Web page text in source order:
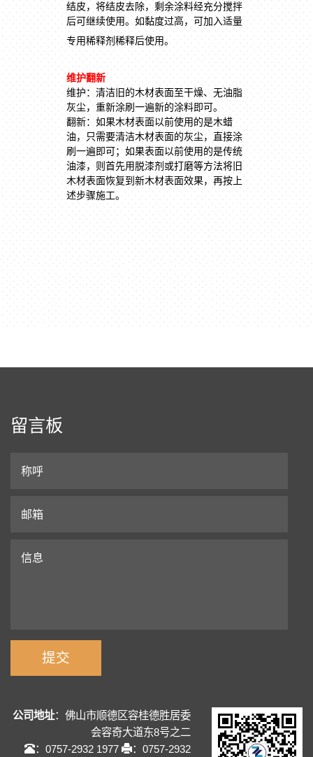
结皮，将结皮去除，剩余涂料经充分搅拌
后可继续使用。如黏度过高，可加入适量
专用稀释剂稀释后使用。
维护翻新
维护：清洁旧的木材表面至干燥、无油脂
灰尘，重新涂刷一遍新的涂料即可。
翻新：如果木材表面以前使用的是木蜡
油，只需要清洁木材表面的灰尘，直接涂
刷一遍即可；如果表面以前使用的是传统
油漆，则首先用脱漆剂或打磨等方法将旧
木材表面恢复到新木材表面效果，再按上
述步骤施工。
留言板
公司地址：佛山市顺德区容桂德胜居委
会容奇大道东8号之二
：0757-2932 1977
：0757-2932